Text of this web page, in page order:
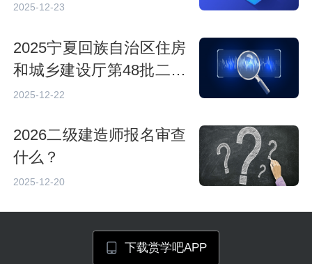
2025-12-23
2025宁夏回族自治区住房
和城乡建设厅第48批二级
注册建造师合格人员公告
2025-12-22
2026二级建造师报名审查
什么？
2025-12-20
下载赏学吧APP